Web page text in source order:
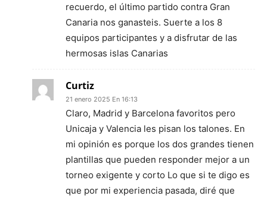
recuerdo, el último partido contra Gran
Canaria nos ganasteis. Suerte a los 8
equipos participantes y a disfrutar de las
hermosas islas Canarias
Curtiz
21 enero 2025 En 16:13
Claro, Madrid y Barcelona favoritos pero
Unicaja y Valencia les pisan los talones. En
mi opinión es porque los dos grandes tienen
plantillas que pueden responder mejor a un
torneo exigente y corto Lo que si te digo es
que por mi experiencia pasada, diré que